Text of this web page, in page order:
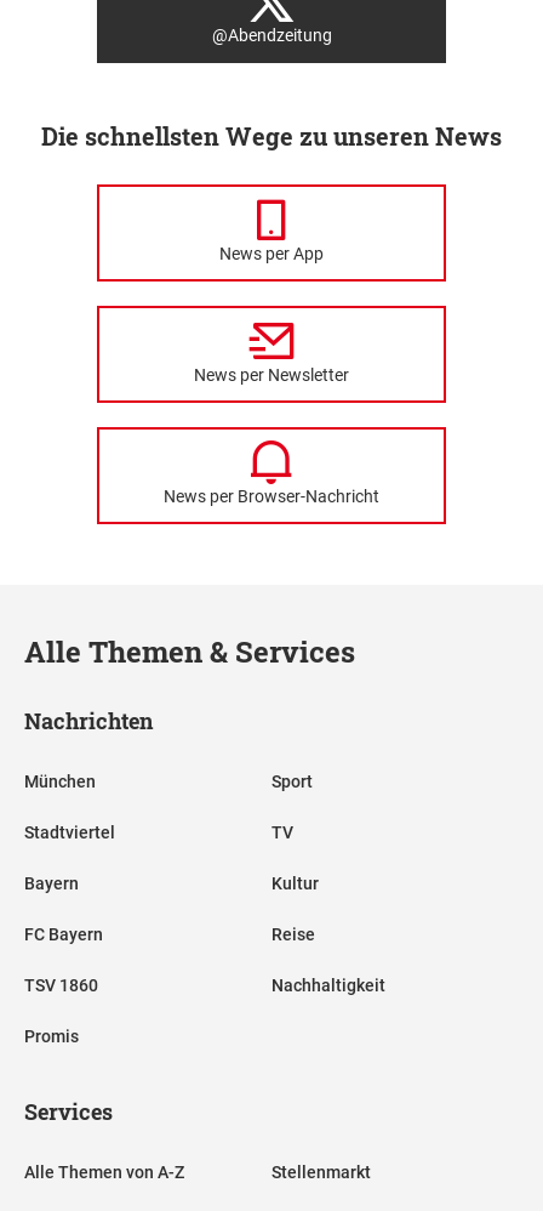
@Abendzeitung
Die schnellsten Wege zu unseren News
News per App
News per Newsletter
News per Browser-Nachricht
Alle Themen & Services
Nachrichten
München
Stadtviertel
Bayern
FC Bayern
TSV 1860
Promis
Sport
TV
Kultur
Reise
Nachhaltigkeit
Services
Alle Themen von A-Z Stellenmarkt